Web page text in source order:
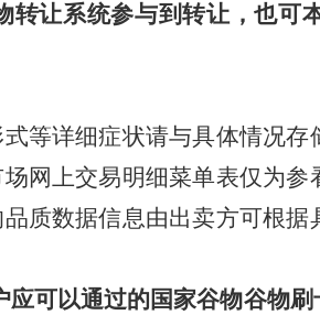
让系统参与到转让，也可
等详细症状请与具体情况
网上交易明细菜单表仅为
质数据信息由出卖方可根
可以通过的国家谷物谷物